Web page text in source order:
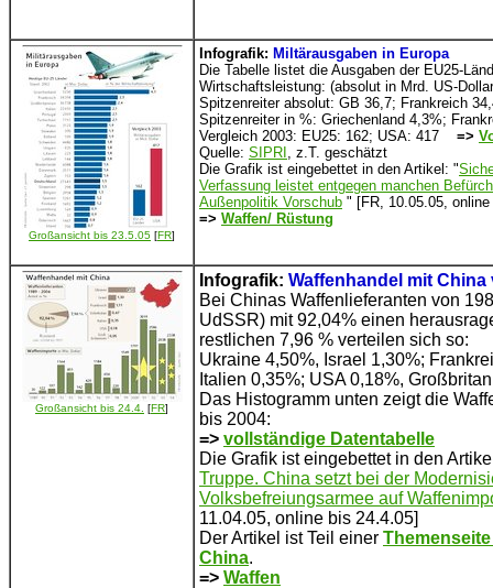
Großansicht bis 23.5.05 [FR]
Infografik: Miltärausgaben in Europa
Die Tabelle listet die Ausgaben der EU25-
Wirtschaftsleistung: (absolut in Mrd. US-
Spitzenreiter absolut: GB 36,7; Frankreich
Spitzenreiter in %: Griechenland 4,3%;
Vergleich 2003: EU25: 162; USA: 417 =>
Quelle: SIPRI , z.T. geschätzt
Die Grafik ist eingebettet in den Artikel: "
Verfassung leistet entgegen manchen
Außenpolitik Vorschub " [FR, 10.05.05,
=> Waffen/ Rüstung
Großansicht bis 24.4. [FR]
Infografik: Waffenhandel mit China
Bei Chinas Waffenlieferanten von
UdSSR) mit 92,04% einen
restlichen 7,96 % verteilen sich so:
Ukraine 4,50%, Israel 1,30%;
Italien 0,35%; USA 0,18%,
Das Histogramm unten zeigt die
bis 2004:
=> vollständige Datentabelle
Die Grafik ist eingebettet in den
Truppe. China setzt bei der
Volksbefreiungsarmee auf
11.04.05, online bis 24.4.05]
Der Artikel ist Teil einer
China.
=> Waffen